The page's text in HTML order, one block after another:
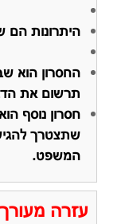
היתרונות הם
החסרון הוא
תרשום את
חסרון נוסף
שתצטרך
המשפט.
עזרה מעורך